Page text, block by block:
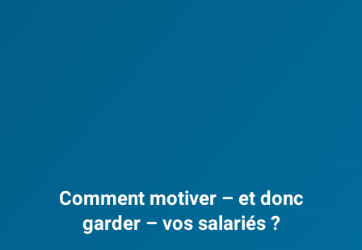
Comment motiver – et donc
garder – vos salariés ?